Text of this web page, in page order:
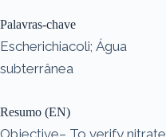
Palavras-chave
Escherichiacoli; Água
subterrânea
Resumo (EN)
Objective– To verify nitrate